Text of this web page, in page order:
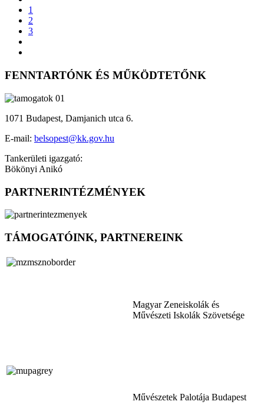
1
2
3
FENNTARTÓNK ÉS MŰKÖDTETŐNK
1071 Budapest, Damjanich utca 6.
E-mail: belsopest@kk.gov.hu
Tankerületi igazgató:
Bökönyi Anikó
PARTNERINTÉZMÉNYEK
TÁMOGATÓINK, PARTNEREINK
Magyar Zeneiskolák és
Művészeti Iskolák Szövetsége
Művészetek Palotája Budapest